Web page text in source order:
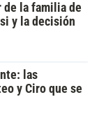
de la familia de
y la decisión
las
y Ciro que se